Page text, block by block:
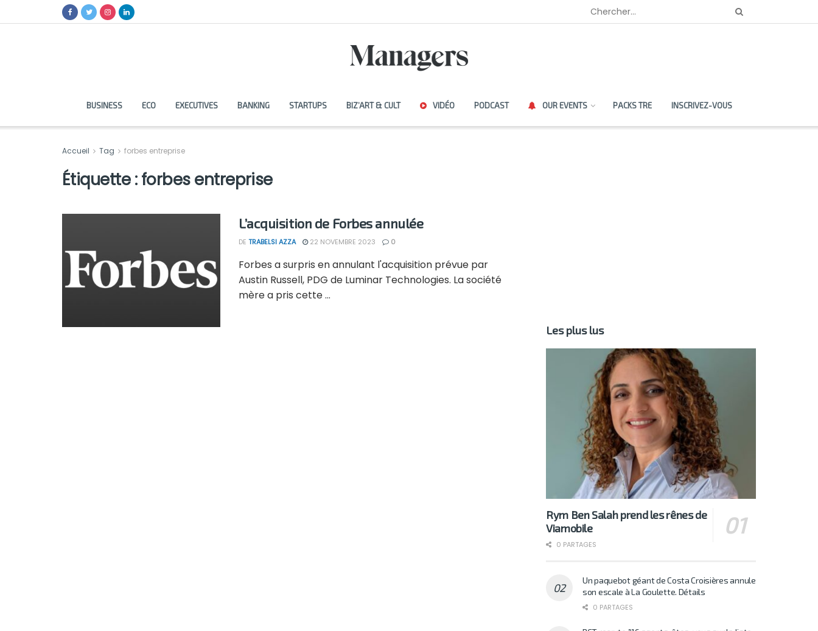
BUSINESS ECO EXECUTIVES BANKING STARTUPS BIZ’ART & CULT VIDÉO PODCAST OUR EVENTS PACKS TRE INSCRIVEZ-VOUS
Accueil Tag forbes entreprise
Étiquette :forbes entreprise
L’acquisition de Forbes annulée
DE TRABELSI AZZA 22 NOVEMBRE 2023 0
Forbes a surpris en annulant l'acquisition prévue par
Austin Russell, PDG de Luminar Technologies. La société
mère a pris cette ...
Les plus lus
Rym Ben Salah prend les rênes de
Viamobile
0 PARTAGES
Un paquebot géant de Costa Croisières annule
son escale à La Goulette. Détails
0 PARTAGES